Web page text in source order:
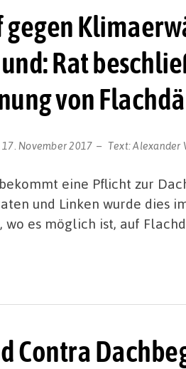
gegen
Rat
von
17. November 2017 Text:Alexander
eine Pflicht zur
und Linken wurde dies
wo es möglich ist, auf
Contra